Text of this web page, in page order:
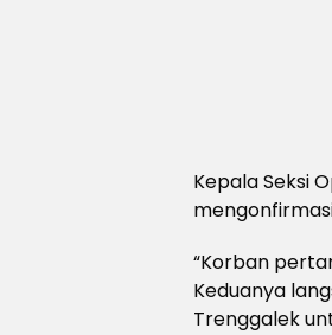
Kepala Seksi
“Korban
Keduanya
Trenggalek